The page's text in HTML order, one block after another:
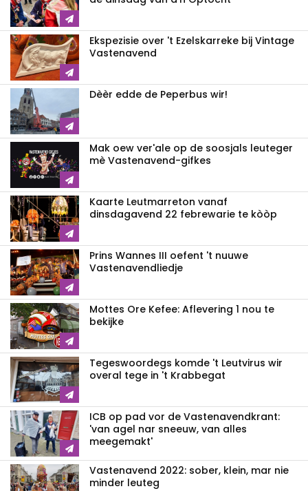
Ekspezisie over 't Ezelskarreke bij Vintage
Vastenavend
Dèèr edde de Peperbus wir!
Mak oew ver'ale op de soosjals leuteger
mè Vastenavend-gifkes
Kaarte Leutmarreton vanaf
dinsdagavend 22 febrewarie te kòòp
Prins Wannes III oefent 't nuuwe
Vastenavendliedje
Mottes Ore Kefee: Aflevering 1 nou te
bekijke
Tegeswoordegs komde 't Leutvirus wir
overal tege in 't Krabbegat
ICB op pad vor de Vastenavendkrant:
'van agel nar sneeuw, van alles
meegemakt'
Vastenavend 2022: sober, klein, mar nie
minder leuteg